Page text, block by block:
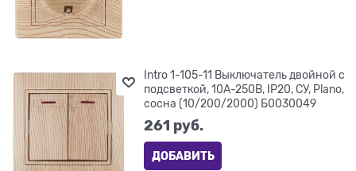
Intro 1-105-11 Выключатель двойной с
подсветкой, 10А-250В, IP20, СУ, Plano,
сосна (10/200/2000) Б0030049
261 руб.
ДОБАВИТЬ